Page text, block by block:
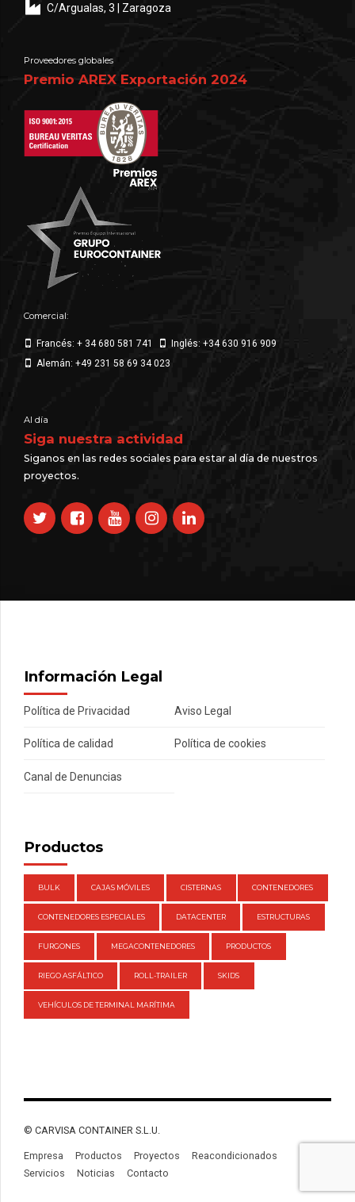
C/Argualas, 3 | Zaragoza
Proveedores globales
Premio AREX Exportación 2024
Comercial:
Francés: + 34 680 581 741
Inglés: +34 630 916 909
Alemán: +49 231 58 69 34 023
Al día
Siga nuestra actividad
Siganos en las redes sociales para estar al día de nuestros
proyectos.
Información Legal
Política de Privacidad Aviso Legal
Política de calidad Política de cookies
Canal de Denuncias
Productos
BULK CAJAS MÓVILES CISTERNAS CONTENEDORES
CONTENEDORES ESPECIALES DATACENTER ESTRUCTURAS
FURGONES MEGACONTENEDORES PRODUCTOS
RIEGO ASFÁLTICO ROLL-TRAILER SKIDS
VEHÍCULOS DE TERMINAL MARÍTIMA
© CARVISA CONTAINER S.L.U.
Empresa Productos Proyectos
Reacondicionados
Servicios
Noticias Contacto